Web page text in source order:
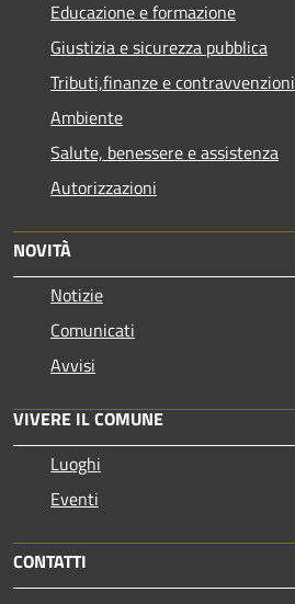
Educazione e formazione
Giustizia e sicurezza pubblica
Tributi,finanze e contravvenzioni
Ambiente
Salute, benessere e assistenza
Autorizzazioni
NOVITÀ
Notizie
Comunicati
Avvisi
VIVERE IL COMUNE
Luoghi
Eventi
CONTATTI